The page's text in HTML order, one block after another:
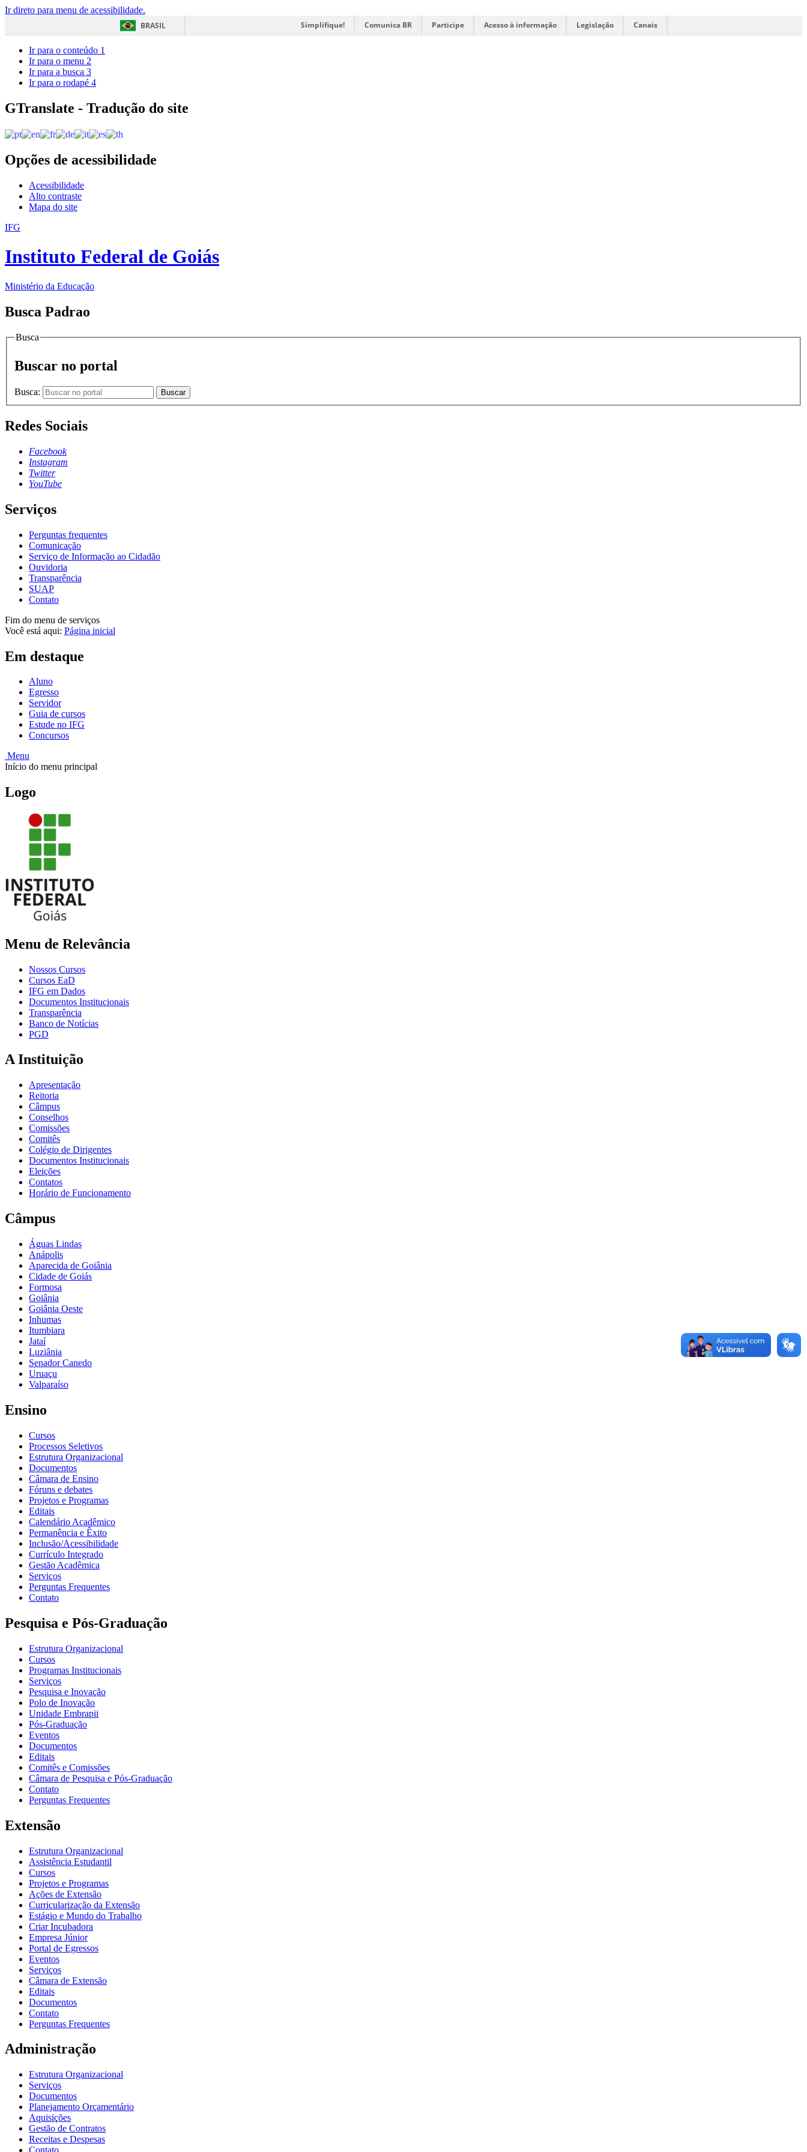
Ir direto para menu de acessibilidade.
BRASIL
Simplifique! Comunica BR Participe Acesso à informação Legislação Canais
Ir para o conteúdo 1
Ir para o menu 2
Ir para a busca 3
Ir para o rodapé 4
GTranslate - Tradução do site
Opções de acessibilidade
Acessibilidade
Alto contraste
Mapa do site
IFG
Instituto Federal de Goiás
Ministério da Educação
Busca Padrao
Busca
Buscar no portal
Busca: Buscar
Redes Sociais
Facebook
Instagram
Twitter
YouTube
Serviços
Perguntas frequentes
Comunicação
Serviço de Informação ao Cidadão
Ouvidoria
Transparência
SUAP
Contato
Fim do menu de serviços
Você está aqui: Página inicial
Em destaque
Aluno
Egresso
Servidor
Guia de cursos
Estude no IFG
Concursos
Menu
Início do menu principal
Logo
Menu de Relevância
Nossos Cursos
Cursos EaD
IFG em Dados
Documentos Institucionais
Transparência
Banco de Notícias
PGD
A Instituição
Apresentação
Reitoria
Câmpus
Conselhos
Comissões
Comitês
Colégio de Dirigentes
Documentos Institucionais
Eleições
Contatos
Horário de Funcionamento
Câmpus
Águas Lindas
Anápolis
Aparecida de Goiânia
Cidade de Goiás
Formosa
Goiânia
Goiânia Oeste
Inhumas
Itumbiara
Jataí
Luziânia
Senador Canedo
Uruaçu
Valparaíso
Ensino
Cursos
Processos Seletivos
Estrutura Organizacional
Documentos
Câmara de Ensino
Fóruns e debates
Projetos e Programas
Editais
Calendário Acadêmico
Permanência e Êxito
Inclusão/Acessibilidade
Currículo Integrado
Gestão Acadêmica
Serviços
Perguntas Frequentes
Contato
Pesquisa e Pós-Graduação
Estrutura Organizacional
Cursos
Programas Institucionais
Serviços
Pesquisa e Inovação
Polo de Inovação
Unidade Embrapii
Pós-Graduação
Eventos
Documentos
Editais
Comitês e Comissões
Câmara de Pesquisa e Pós-Graduação
Contato
Perguntas Frequentes
Extensão
Estrutura Organizacional
Assistência Estudantil
Cursos
Projetos e Programas
Ações de Extensão
Curricularização da Extensão
Estágio e Mundo do Trabalho
Criar Incubadora
Empresa Júnior
Portal de Egressos
Eventos
Serviços
Câmara de Extensão
Editais
Documentos
Contato
Perguntas Frequentes
Administração
Estrutura Organizacional
Serviços
Documentos
Planejamento Orçamentário
Aquisições
Gestão de Contratos
Receitas e Despesas